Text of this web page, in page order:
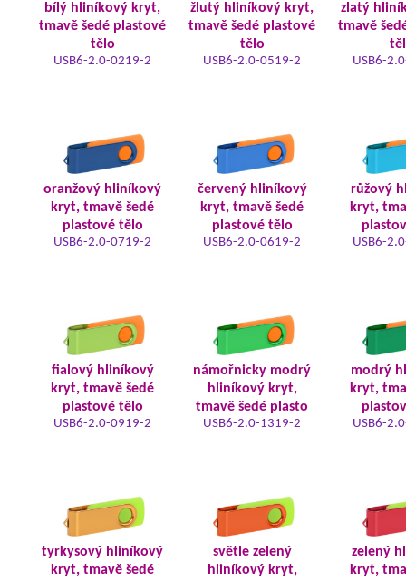
bílý hliníkový kryt,
tmavě šedé plastové
tělo
USB6-2.0-0219-2
žlutý hliníkový kryt,
tmavě šedé plastové
tělo
USB6-2.0-0519-2
zlatý
tmavě
USB6-
oranžový hliníkový
kryt, tmavě šedé
plastové tělo
USB6-2.0-0719-2
červený hliníkový
kryt, tmavě šedé
plastové tělo
USB6-2.0-0619-2
růžový
kryt,
USB6-
fialový hliníkový
kryt, tmavě šedé
plastové tělo
USB6-2.0-0919-2
námořnicky modrý
hliníkový kryt,
tmavě šedé plasto
USB6-2.0-1319-2
modrý
kryt,
USB6-
tyrkysový hliníkový
kryt, tmavě šedé
světle zelený
hliníkový kryt,
zelený
kryt,